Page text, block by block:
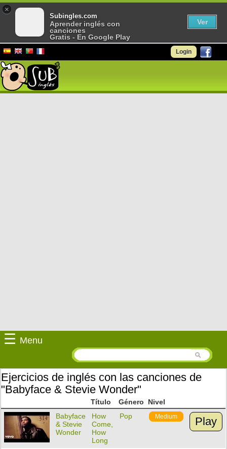
Login
☰ Menu
Ejercicios de inglés con las canciones de
"Babyface & Stevie Wonder"
Título Género
Nivel
Babyface
& Stevie
Wonder
How
Come,
How
Long
Pop Medium Play
×
Subingles.com
Aprender inglés con
canciones
Gratis - En Google Play
Ver